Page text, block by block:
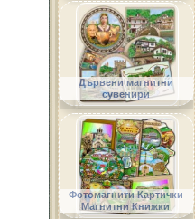
Дървени магнитни
сувенири
Фотомагнити Картички
Магнитни Книжки